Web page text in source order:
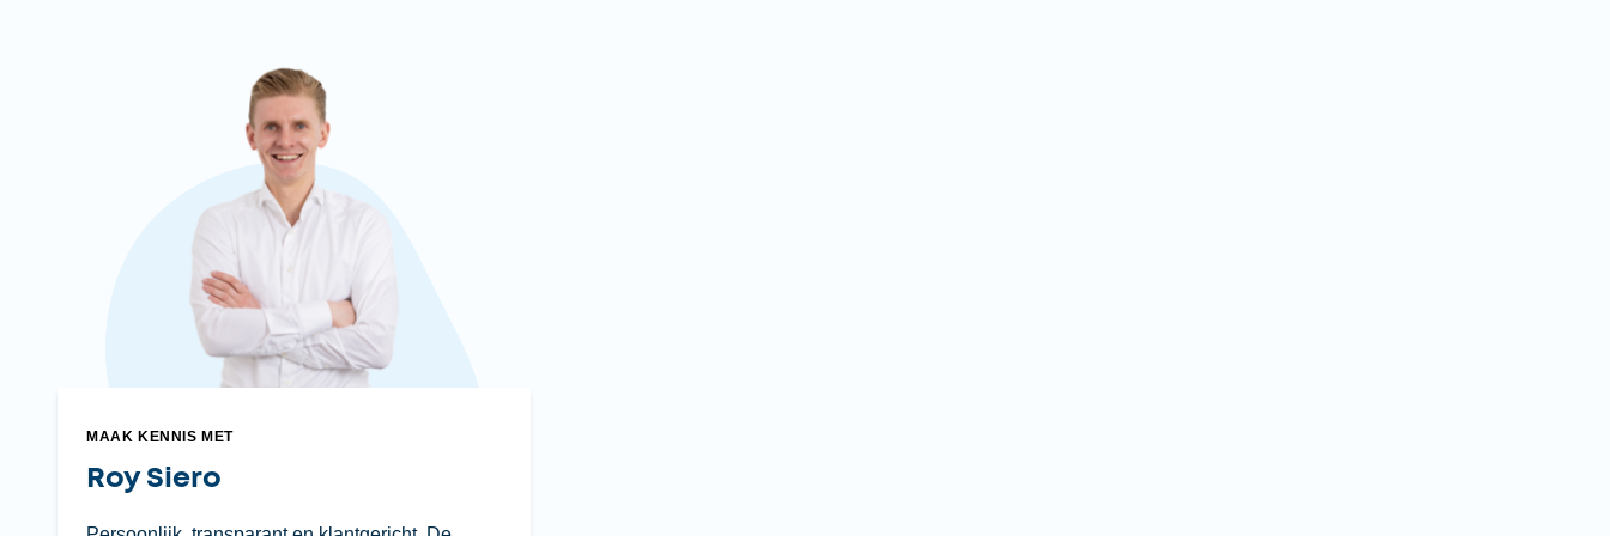
MAAK KENNIS MET
Roy Siero